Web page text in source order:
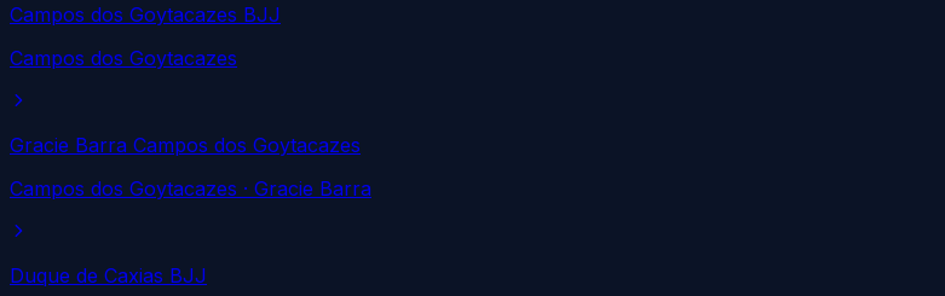
Campos dos Goytacazes BJJ
Campos dos Goytacazes
Gracie Barra Campos dos Goytacazes
Campos dos Goytacazes · Gracie Barra
Duque de Caxias BJJ